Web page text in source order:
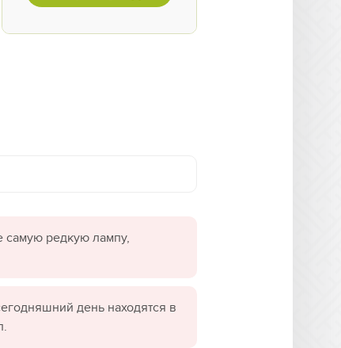
самую редкую лампу,
день находятся в